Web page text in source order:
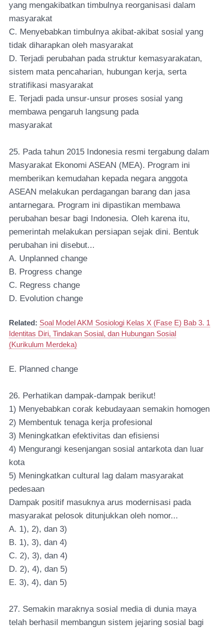
yang mengakibatkan timbulnya reorganisasi dalam
masyarakat
C. Menyebabkan timbulnya akibat-akibat sosial yang
tidak diharapkan oleh masyarakat
D. Terjadi perubahan pada struktur kemasyarakatan,
sistem mata pencaharian, hubungan kerja, serta
stratifikasi masyarakat
E. Terjadi pada unsur-unsur proses sosial yang
membawa pengaruh langsung pada
masyarakat
25. Pada tahun 2015 Indonesia resmi tergabung dalam
Masyarakat Ekonomi ASEAN (MEA). Program ini
memberikan kemudahan kepada negara anggota
ASEAN melakukan perdagangan barang dan jasa
antarnegara. Program ini dipastikan membawa
perubahan besar bagi Indonesia. Oleh karena itu,
pemerintah melakukan persiapan sejak dini. Bentuk
perubahan ini disebut...
A. Unplanned change
B. Progress change
C. Regress change
D. Evolution change
Related: Soal Model AKM Sosiologi Kelas X (Fase E) Bab 3. 1
Identitas Diri, Tindakan Sosial, dan Hubungan Sosial
(Kurikulum Merdeka)
E. Planned change
26. Perhatikan dampak-dampak berikut!
1) Menyebabkan corak kebudayaan semakin homogen
2) Membentuk tenaga kerja profesional
3) Meningkatkan efektivitas dan efisiensi
4) Mengurangi kesenjangan sosial antarkota dan luar
kota
5) Meningkatkan cultural lag dalam masyarakat
pedesaan
Dampak positif masuknya arus modernisasi pada
masyarakat pelosok ditunjukkan oleh nomor...
A. 1), 2), dan 3)
B. 1), 3), dan 4)
C. 2), 3), dan 4)
D. 2), 4), dan 5)
E. 3), 4), dan 5)
27. Semakin maraknya sosial media di dunia maya
telah berhasil membangun sistem jejaring sosial bagi